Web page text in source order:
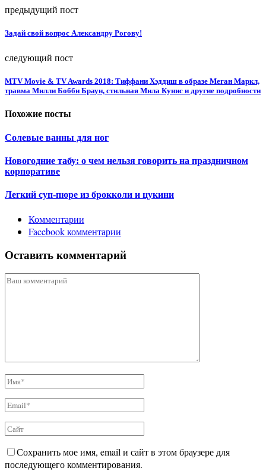
предыдущий пост
Задай свой вопрос Александру Рогову!
следующий пост
MTV Movie & TV Awards 2018: Тиффани Хэддиш в образе Меган Маркл,
травма Милли Бобби Браун, стильная Мила Кунис и другие подробности
Похожие посты
Солевые ванны для ног
Новогодние табу: о чем нельзя говорить на праздничном
корпоративе
Легкий суп-пюре из брокколи и цукини
Комментарии
Facebook комментарии
Оставить комментарий
Сохранить мое имя, email и сайт в этом браузере для
последующего комментирования.